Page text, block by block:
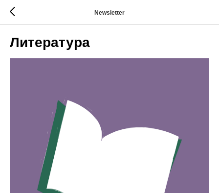
Newsletter
Литература